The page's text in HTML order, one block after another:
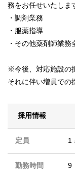
務をお任せいたしま
・調剤業務
・服薬指導
・その他薬剤師業務
※今後、対応施設の
それに伴い増員での
採用情報
定員 1
勤務時間 9